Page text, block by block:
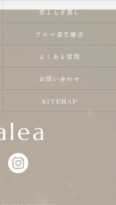
若よもぎ蒸し
アロマ音叉療法
よくある質問
お問い合わせ
SITEMAP